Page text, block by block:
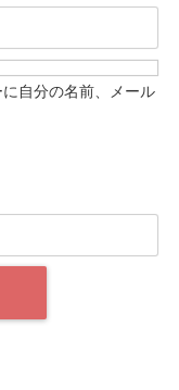
自分の名前、メール